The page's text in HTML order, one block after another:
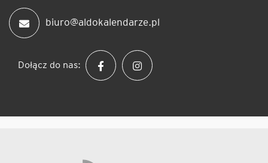
biuro@aldokalendarze.pl
Dołącz do nas: